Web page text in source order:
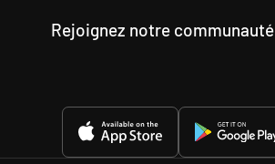
Rejoignez notre communauté